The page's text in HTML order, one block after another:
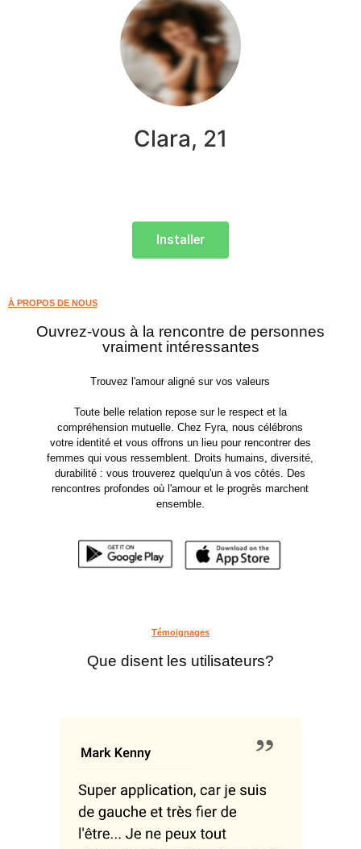
Clara, 21
Installer
À PROPOS DE NOUS
Ouvrez-vous à la rencontre de personnes
vraiment intéressantes
Trouvez l'amour aligné sur vos valeurs
Toute belle relation repose sur le respect et la
compréhension mutuelle. Chez Fyra, nous célébrons
votre identité et vous offrons un lieu pour rencontrer des
femmes qui vous ressemblent. Droits humains, diversité,
durabilité : vous trouverez quelqu'un à vos côtés. Des
rencontres profondes où l'amour et le progrès marchent
ensemble.
Témoignages
Que disent les utilisateurs?